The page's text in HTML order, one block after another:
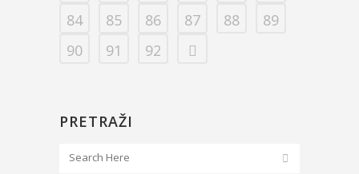
84
85 86 87 88
89
90
91 92
PRETRAŽI